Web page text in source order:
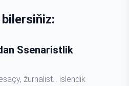
Ssenaristlik
žurnalist... islendik